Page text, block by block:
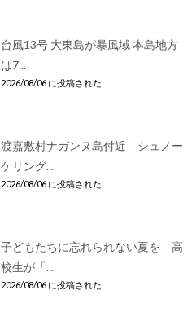
台風13号 大東島が暴風域 本島地方
は7...
2026/08/06 に投稿された
渡嘉敷村ナガンヌ島付近 シュノー
ケリング...
2026/08/06 に投稿された
子どもたちに忘れられない夏を 高
校生が「...
2026/08/06 に投稿された